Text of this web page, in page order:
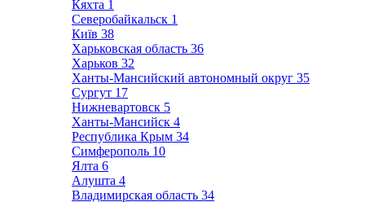
Кяхта 1
Северобайкальск 1
Київ 38
Харьковская область 36
Харьков 32
Ханты-Мансийский автономный округ 35
Сургут 17
Нижневартовск 5
Ханты-Мансийск 4
Республика Крым 34
Симферополь 10
Ялта 6
Алушта 4
Владимирская область 34